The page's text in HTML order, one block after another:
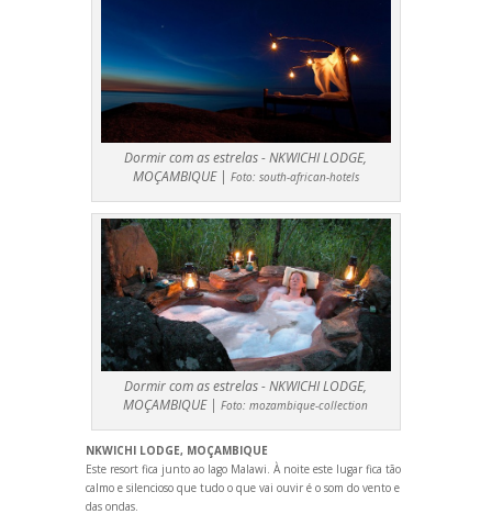
Dormir com as estrelas - NKWICHI LODGE,
MOÇAMBIQUE | Foto: south-african-hotels
Dormir com as estrelas - NKWICHI LODGE,
MOÇAMBIQUE |Foto:mozambique-collection
NKWICHI LODGE, MOÇAMBIQUE
Este resort fica junto ao lago Malawi. À noite este lugar fica tão
calmo e silencioso que tudo o que vai ouvir é o som do vento e
das ondas.